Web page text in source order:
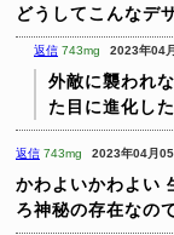
どうしてこんなデ
返信 743mg 2023年04
外敵に襲われ
た目に進化し
返信 743mg 2023年04月
かわよいかわよい
ろ神秘の存在なの